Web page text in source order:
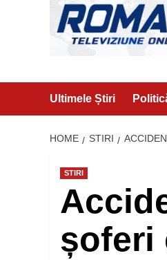
Ultimele Știri
HOME STIRI
STIRI
șoferi